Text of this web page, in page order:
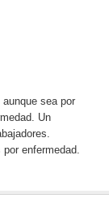
sea por
Un
enfermedad.